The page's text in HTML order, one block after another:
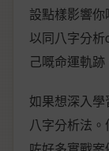
設點樣影響
以同八字分
己嘅命運軌跡
如果想深入
八字分析法